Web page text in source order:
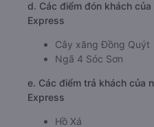
d. Các điểm đón khách
Express
Cây xăng Đồng Quýt
Ngã 4 Sóc Sơn
e. Các điểm trả khách của
Express
Hồ Xá